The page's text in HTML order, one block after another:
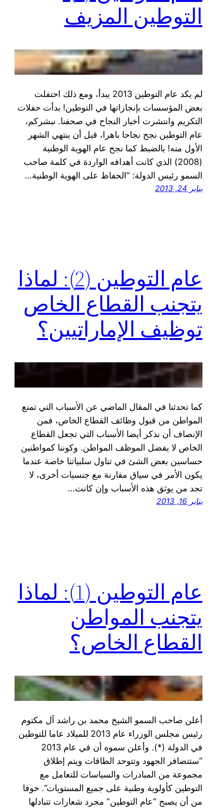
التوطين المزيف
لم يكد عام التوطين 2013 يبدأ، ومع ذلك احتفلت
بعض المؤسسات بإنجازاتها في التوطين! بدأت حفلات
التكريم وانتشرت أخبار النجاح في صحفنا. نبشركم،
عام التوطين نجح نجاحا باهرا، قبل أن ينتهي الشهر
الأول منه! بالضبط كما نجح عام الهوية الوطنية
(2008) الذي كانت أهدافه الواردة في كلمة صاحب
السمو رئيس الدولة: “الحفاظ على الهوية الوطنية…
يناير 24, 2013
عام التوطين (2): لماذا
يتجنب القطاع الخاص
توظيف الإماراتيين؟
كما تحدثنا في المقال الماضي عن الأسباب التي تمنع
المواطن من قبول وظائف القطاع الخاص، فمن
الإنصاف أن نذكر أيضا الأسباب التي تجعل القطاع
الخاص لا يفضل الموظف المواطن. وكوننا كمواطنين
حساسين بعض الشئ في تناول سلبياتنا خاصة عندما
يكون الأمر في سياق مقارنة مع جنسيات أخرى، لا
تجد من يوثق هذه الأسباب وإن كانت…
يناير 16, 2013
عام التوطين (1): لماذا
يتجنب المواطن
القطاع الخاص؟
أعلن صاحب السمو الشيخ محمد بن راشد آل مكتوم
رئيس مجلس الوزراء عام 2013 للميلاد عاما للتوطين
في الدولة (*). وأعلن سموه أن في عام 2013
“ستتضافر الجهود وتتوحد الطاقات ويتم إطلاق
مجموعة من المبادرات والسياسات للتعامل مع
التوطين كأولوية وطنية على جميع المستويات“. خوفا
من أن يصبح “عام التوطين” مجرد شعارات تتبادلها